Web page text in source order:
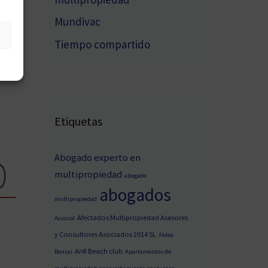
Mundivac
Tiempo compartido
Etiquetas
Abogado experto en
multipropiedad abogado
multipropiedad abogados
Acuasol Afectados Multipropiedad Asesores
y Consultores Asociados 2014 SL
Aldea
Bonsai Anfi Beach club Apartamentos de